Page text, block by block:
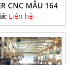
CNC MẪU 164
Liên hệ